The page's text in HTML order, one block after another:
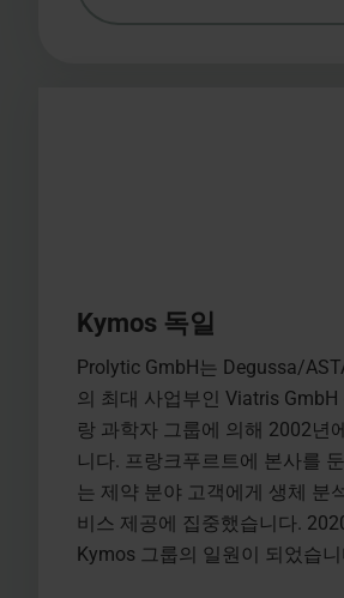
Kymos 독일
Prolytic GmbH는 Degussa/
의 최대 사업부인 Viatris GmbH
랑 과학자 그룹에 의해 2002년
니다. 프랑크푸르트에 본사를
는 제약 분야 고객에게 생체 분
비스 제공에 집중했습니다.
Kymos 그룹의 일원이 되었습